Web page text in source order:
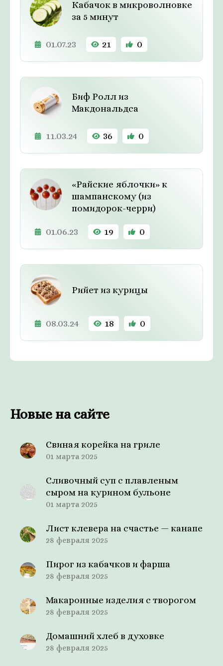
Кабачок в микроволновке
за 5 минут
01.07.23 21 0
Биф Ролл из
Макдональдса
11.03.24 36 0
«Райские яблочки» к
шампанскому (из
помидорок-черри)
01.06.23 19 0
Рийет из курицы
08.03.24 18 0
Новые на сайте
Свиная корейка на гриле
01 марта 2025
Сливочный суп с плавленым
сыром на курином бульоне
01 марта 2025
Лист клевера на счастье — канапе
28 февраля 2025
Пирог из кабачков и фарша
28 февраля 2025
Макаронные изделия с творогом
28 февраля 2025
Домашний хлеб в духовке
28 февраля 2025